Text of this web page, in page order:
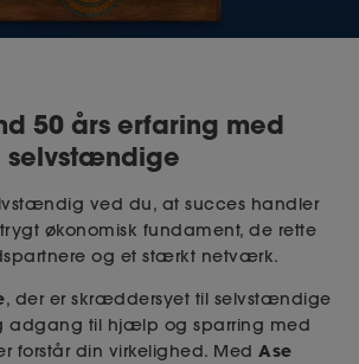
50 års erfaring med
selvstændige
ved du, at succes handler
økonomisk fundament, de rette
og et stærkt netværk.
, der er skræddersyet til selvstændige
adgang til hjælp og sparring med
forstår din virkelighed. MedAse